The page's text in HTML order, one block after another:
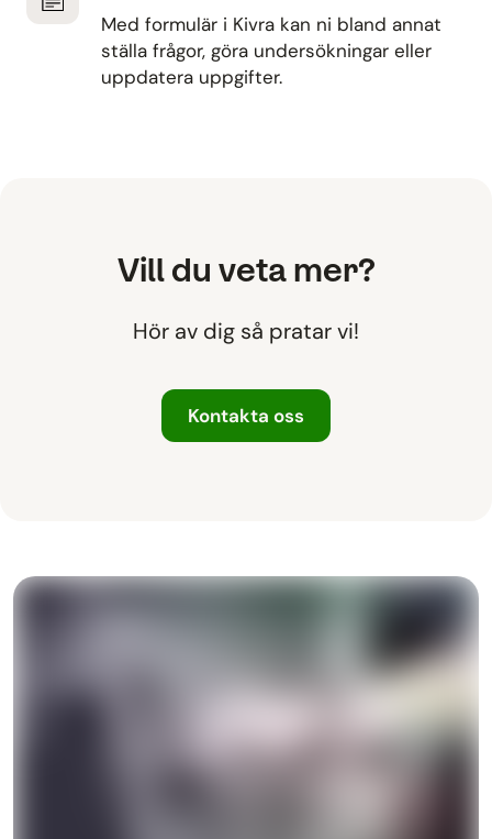
Med formulär i Kivra kan ni bland annat
ställa frågor, göra undersökningar eller
uppdatera uppgifter.
Vill du veta mer?
Hör av dig så pratar vi!
Kontakta oss